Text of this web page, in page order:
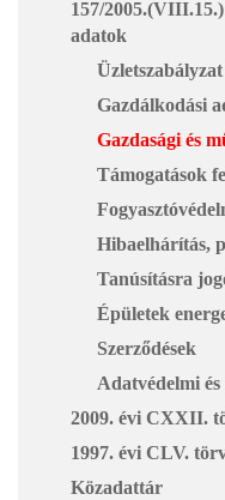
157/
adatok
Üzletszabályzat
Gazdálkodási
Gazdasági és
Támogatások
Hibaelhárítás,
Tanúsításra
Épületek
Szerződések
Adatvédelmi
2009. évi CXXII.
1997. évi CLV.
Közadattár